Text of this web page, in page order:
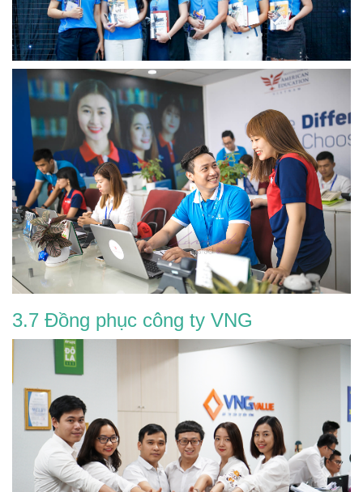
3.7 Đồng phục công ty VNG